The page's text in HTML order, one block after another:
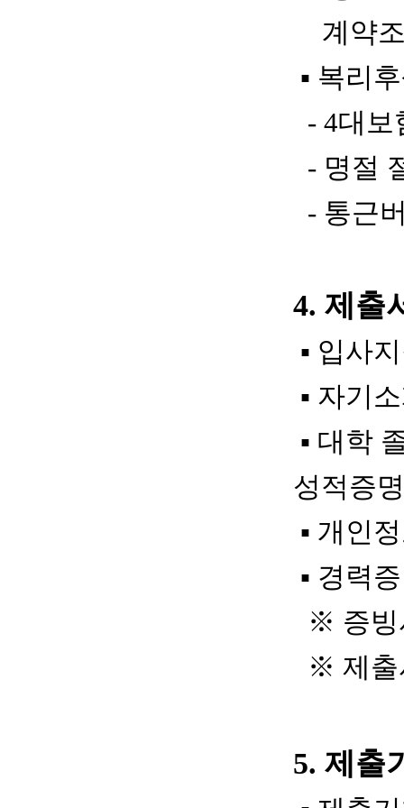
계약조
▪ 복리
- 4대보
- 명절
- 통근
4. 제출
▪ 입사
▪ 자기
▪ 대학
성적증
▪ 개인
▪ 경력
※ 증
※ 제
5. 제출